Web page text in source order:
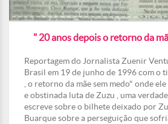
" 20 anos depois o retorno da
Reportagem do Jornalista Zuenir
Brasil em 19 de junho de 1996 com o
, o retorno da mãe sem medo" onde
e obstinada luta de Zuzu , uma
escreve sobre o bilhete deixado por
Buarque sobre a perseguição que